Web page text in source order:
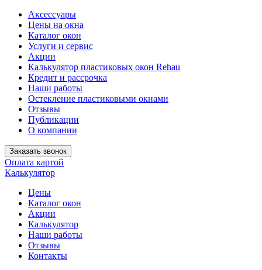
Аксессуары
Цены на окна
Каталог окон
Услуги и сервис
Акции
Калькулятор пластиковых окон Rehau
Кредит и рассрочка
Наши работы
Остекление пластиковыми окнами
Отзывы
Публикации
О компании
Заказать звонок
Оплата картой
Калькулятор
Цены
Каталог окон
Акции
Калькулятор
Наши работы
Отзывы
Контакты